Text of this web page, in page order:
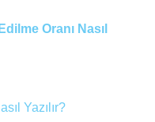
Oranı Nasıl